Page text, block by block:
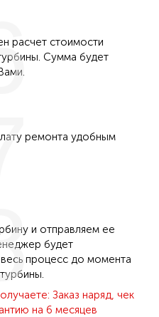
расчет стоимости
Сумма будет
ремонта удобным
и отправляем ее
будет
процесс до момента
Заказ наряд, чек
на 6 месяцев